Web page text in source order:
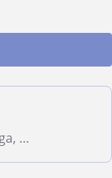
Donostia-San Sebastián, Astigarraga, Lezo, Pasaia